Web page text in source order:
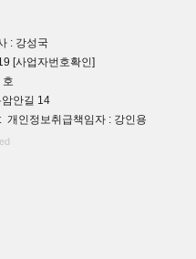
: 강성국
[사업자번호확인]
호
안길 14
개인정보취급책임자 : 강인용